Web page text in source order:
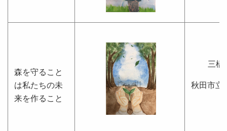
森を守ること
は私たちの未
来を作ること
三
秋田市